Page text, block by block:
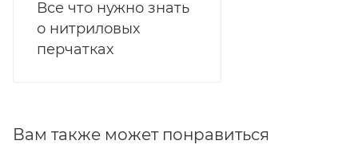
Все что нужно знать
о нитриловых
перчатках
Вам также может понравиться